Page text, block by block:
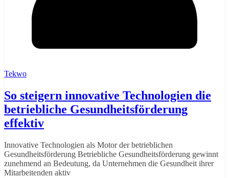
Tekwo
So steigern innovative Technologien die
betriebliche Gesundheitsförderung
effektiv
Innovative Technologien als Motor der betrieblichen
Gesundheitsförderung Betriebliche Gesundheitsförderung gewinnt
zunehmend an Bedeutung, da Unternehmen die Gesundheit ihrer
Mitarbeitenden aktiv